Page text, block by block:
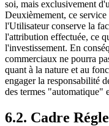
soi, mais exclusivement
Deuxièmement, ce
l'Utilisateur conserve la
l'attribution effectuée, ce
l'investissement. En
commerciaux ne pourra
quant à la nature et au
engager la responsabilité
des termes "automatique"
6.2. Cadre